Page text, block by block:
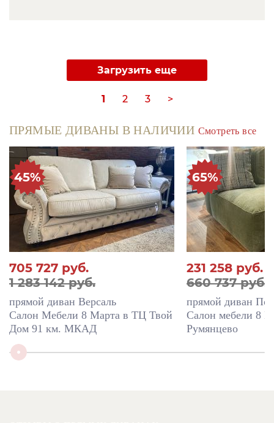
Загрузить еще
1 2 3 >
ПРЯМЫЕ ДИВАНЫ В НАЛИЧИИ Смотреть все
705 727 руб.
1 283 142 руб.
45%
прямой диван Версаль
Салон Мебели 8 Марта в ТЦ Твой
Дом 91 км. МКАД
231 258 руб.
660 737 руб.
65%
прямой диван
Салон мебели 8
Румянцево